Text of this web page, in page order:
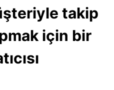
takip
için bir